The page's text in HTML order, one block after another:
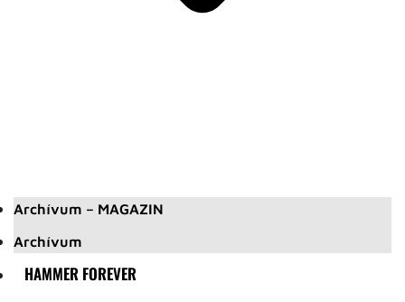
Archívum – MAGAZIN
Archívum
HAMMER FOREVER